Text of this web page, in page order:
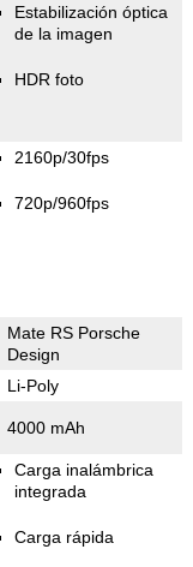
Estabilización óptica
de la imagen
HDR foto
2160p/30fps
720p/960fps
Mate RS Porsche
Design
Li-Poly
4000 mAh
Carga inalámbrica
integrada
Carga rápida